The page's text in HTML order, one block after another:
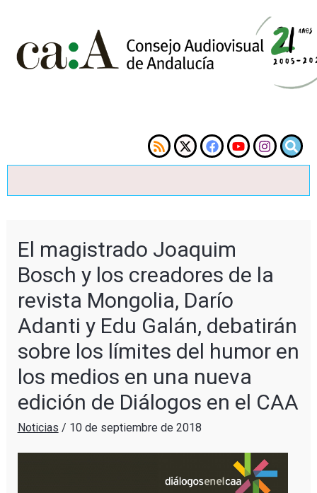
El magistrado Joaquim
Bosch y los creadores de la
revista Mongolia, Darío
Adanti y Edu Galán, debatirán
sobre los límites del humor en
los medios en una nueva
edición de Diálogos en el CAA
Noticias / 10 de septiembre de 2018